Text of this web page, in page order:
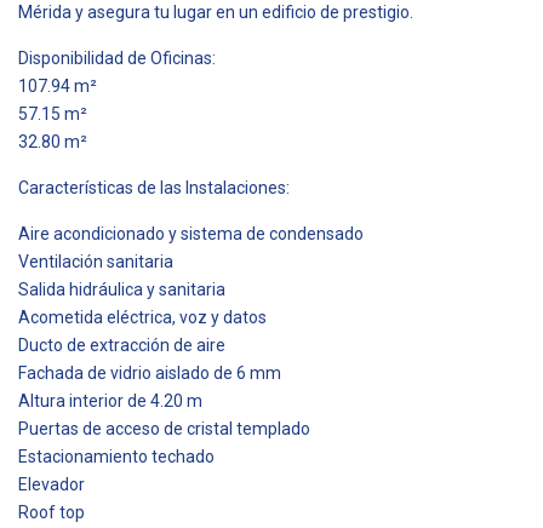
Mérida y asegura tu lugar en un edificio de prestigio.
Disponibilidad de Oficinas:
107.94 m²
57.15 m²
32.80 m²
Características de las Instalaciones:
Aire acondicionado y sistema de condensado
Ventilación sanitaria
Salida hidráulica y sanitaria
Acometida eléctrica, voz y datos
Ducto de extracción de aire
Fachada de vidrio aislado de 6 mm
Altura interior de 4.20 m
Puertas de acceso de cristal templado
Estacionamiento techado
Elevador
Roof top